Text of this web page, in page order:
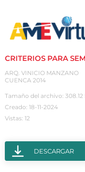
CRITERIOS PARA
ARQ. VINICIO MANZANO
CUENCA 2014
Tamaño del archivo: 308.12
Creado: 18-11-2024
Vistas: 12
DESCARGAR